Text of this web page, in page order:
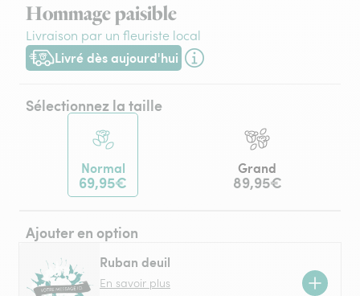
Hommage paisible
Livraison par un fleuriste local
Livré dès aujourd'hui
Livraison dès aujourd'hui (pour toute commande passée
Sélectionnez la taille
Normal
69,95€
Grand
89,95€
Ajouter en option
Ruban deuil
En savoir plus